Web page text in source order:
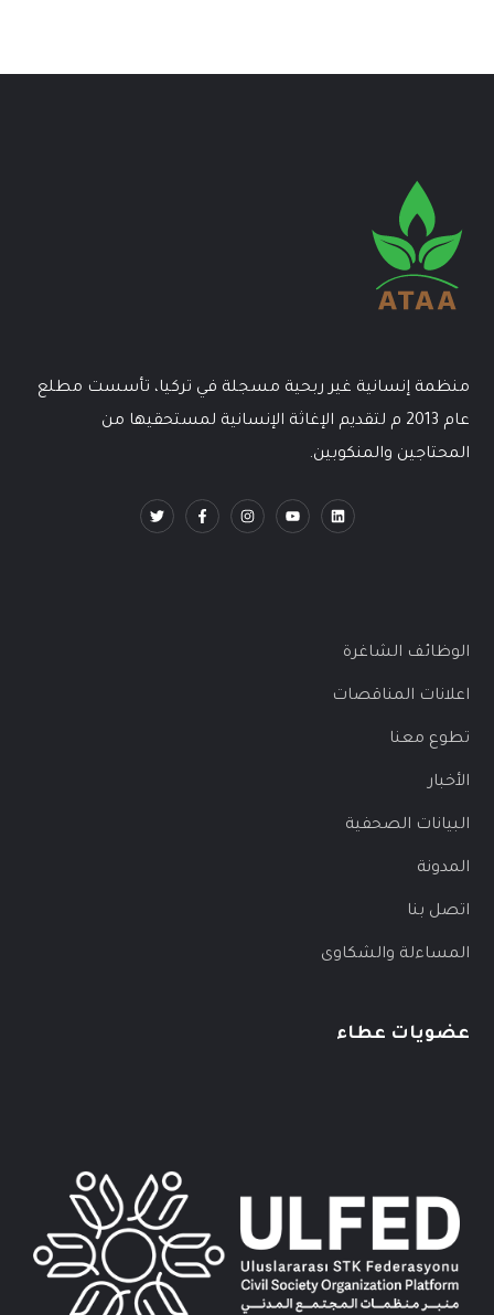
منظمة إنسانية غير ربحية مسجلة في تركيا، تأسست مطلع
عام 2013 م لتقديم الإغاثة الإنسانية لمستحقيها من
المحتاجين والمنكوبين.
الوظائف الشاغرة
اعلانات المناقصات
تطوع معنا
الأخبار
البيانات الصحفية
المدونة
اتصل بنا
المساءلة والشكاوى
عضويات عطاء